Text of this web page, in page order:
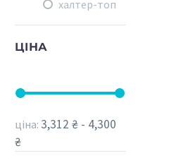
халтер-топ
ЦІНА
ціна: 3,312 ₴ - 4,300
₴